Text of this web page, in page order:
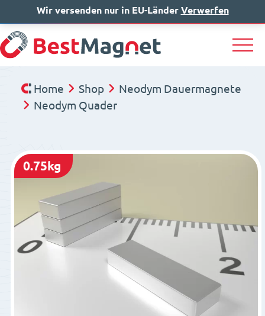
IT EN DE
Home Shop
Neodym Dauermagnete
Neodym Quader
0.75kg
Wir versenden nur in EU-Länder Verwerfen